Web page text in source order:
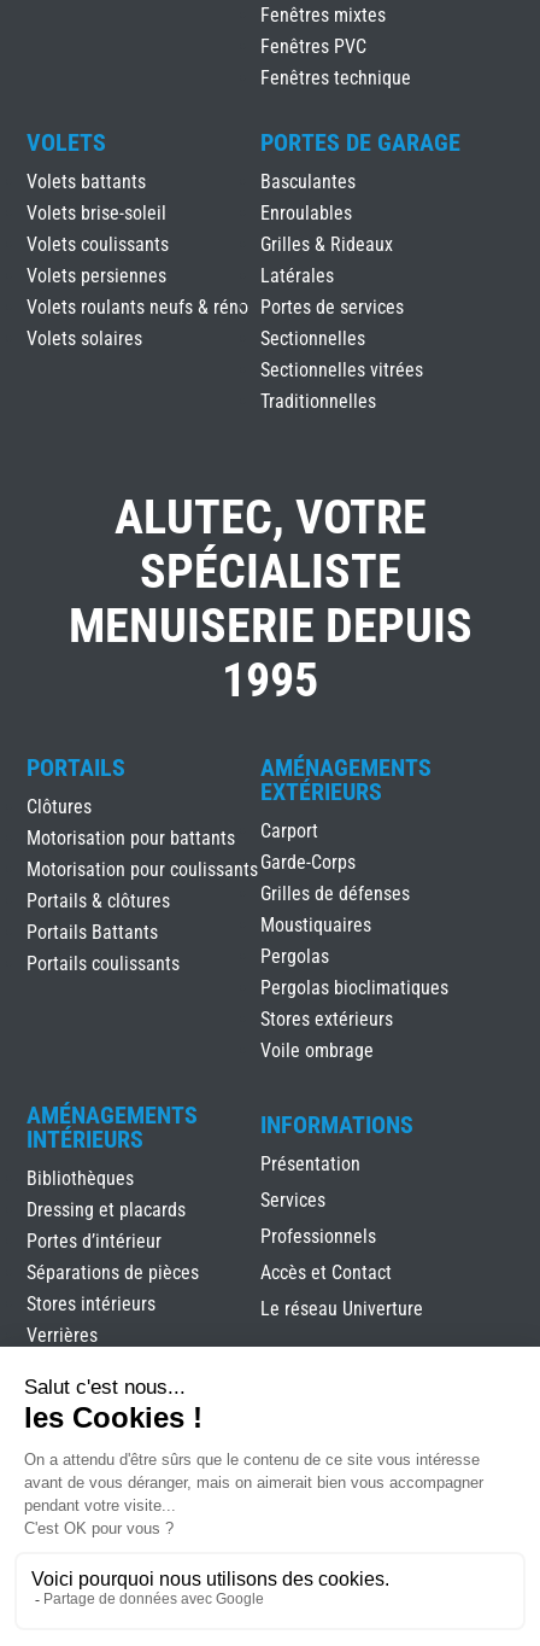
Fenêtres mixtes
Fenêtres PVC
Fenêtres technique
VOLETS
Volets battants
Volets brise-soleil
Volets coulissants
Volets persiennes
Volets roulants neufs & réno
Volets solaires
PORTES DE GARAGE
Basculantes
Enroulables
Grilles & Rideaux
Latérales
Portes de services
Sectionnelles
Sectionnelles vitrées
Traditionnelles
ALUTEC, VOTRE
SPÉCIALISTE
MENUISERIE DEPUIS
1995
PORTAILS
Clôtures
Motorisation pour battants
Motorisation pour coulissants
Portails & clôtures
Portails Battants
Portails coulissants
AMÉNAGEMENTS
EXTÉRIEURS
Carport
Garde-Corps
Grilles de défenses
Moustiquaires
Pergolas
Pergolas bioclimatiques
Stores extérieurs
Voile ombrage
AMÉNAGEMENTS
INTÉRIEURS
Bibliothèques
Dressing et placards
Portes d’intérieur
Séparations de pièces
Stores intérieurs
Verrières
INFORMATIONS
Présentation
Services
Professionnels
Accès et Contact
Le réseau Univerture
Alutec|Mentions légales